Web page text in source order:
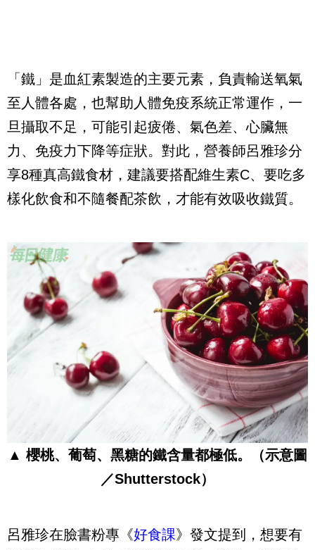
「鐵」是血紅素製造的主要元素，負責輸送氧氣
至人體各處，也幫助人體免疫系統正常運作，一
旦攝取不足，可能引起疲倦、氣色差、心臟無
力、免疫力下降等症狀。對此，營養師呂雅珍分
享8種真高鐵食材，建議要搭配維生素C、要吃多
樣化飲食和不隨餐配茶飲，才能有效吸收鐵質。
▲ 櫻桃、葡萄、黑糖的鐵含量都極低。（示意圖
／Shutterstock）
呂雅珍在臉書粉專《好食課》發文提到，想要有